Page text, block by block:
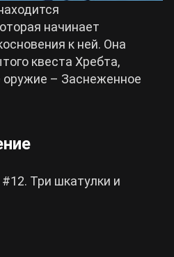
начинает
к ней. Она
квеста Хребта,
– Заснеженное
Три шкатулки и